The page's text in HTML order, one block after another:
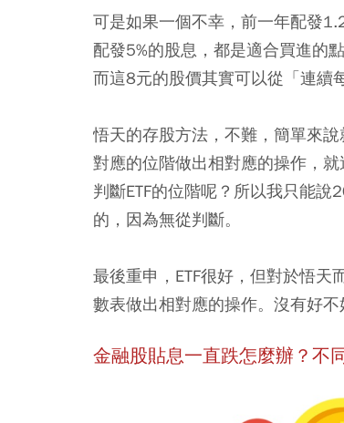
可是如果一個不幸，前一年配發
配發5%的股息，都是適合買進的
而這8元的股價其實可以從「連續
悟天的存股方法，不難，簡單來
對應的位階做出相對應的操作 ，
判斷ETF的位階呢？所以我只能
的，因為無從判斷。
最後重申，ETF很好，但對於悟天
數表做出相對應的操作。沒有好
金融股貼息一直跌怎麼辦？不